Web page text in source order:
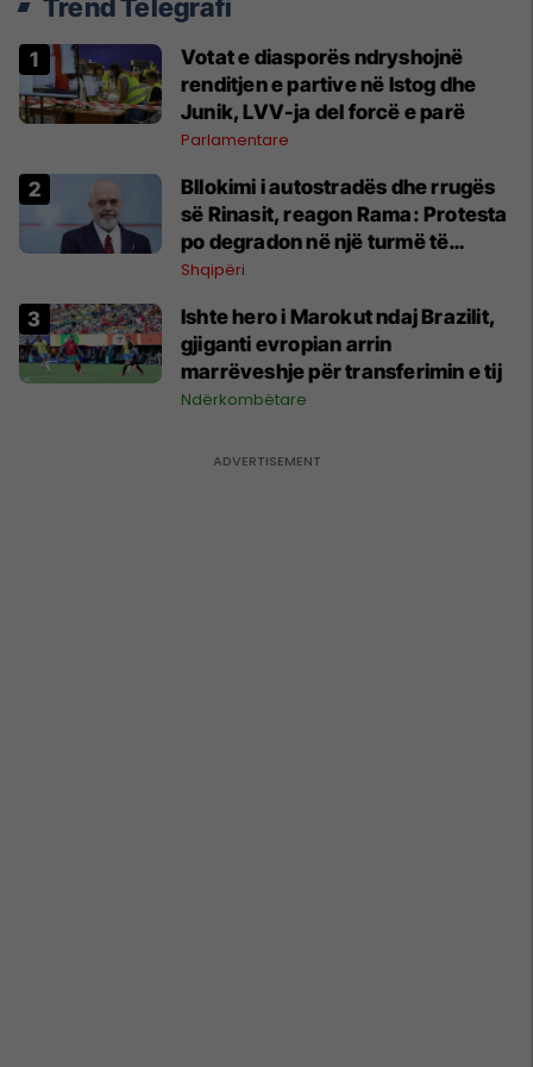
Trend Telegrafi
Votat e diasporës ndryshojnë
renditjen e partive në Istog dhe
Junik, LVV-ja del forcë e parë
Parlamentare
Bllokimi i autostradës dhe rrugës
së Rinasit, reagon Rama: Protesta
po degradon në një turmë të
drejtuar nga mendje të liga
Shqipëri
Ishte hero i Marokut ndaj Brazilit,
gjiganti evropian arrin
marrëveshje për transferimin e tij
Ndërkombëtare